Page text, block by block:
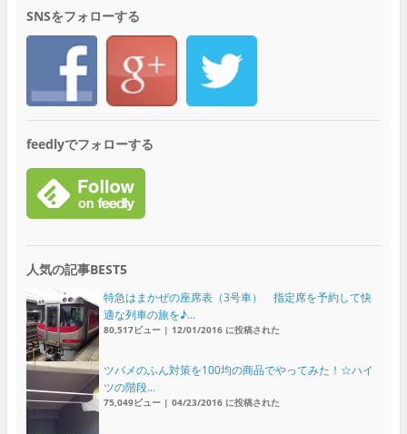
SNSをフォローする
feedlyでフォローする
人気の記事BEST5
特急はまかぜの座席表（3号車） 指定席を予約して快
適な列車の旅を♪...
80,517ビュー| 12/01/2016 に投稿された
ツバメのふん対策を100均の商品でやってみた！☆ハイ
ツの階段...
75,049ビュー| 04/23/2016 に投稿された